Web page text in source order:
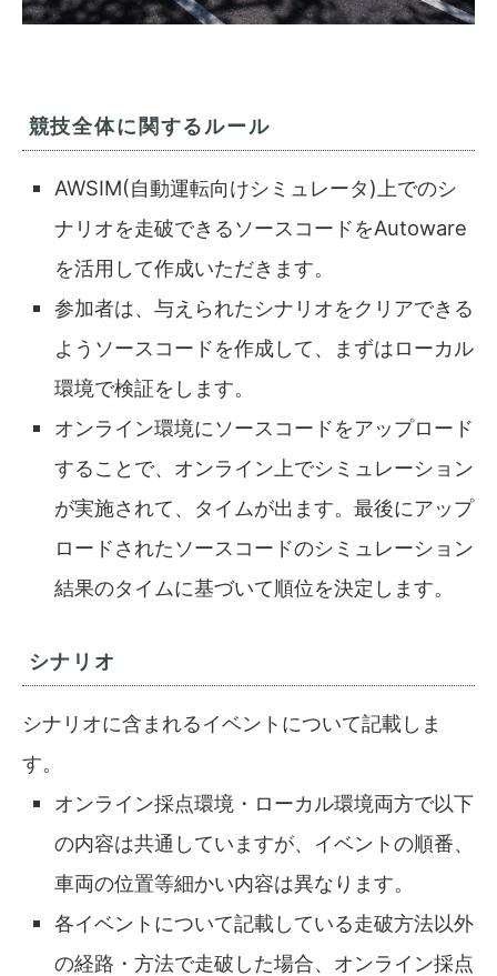
競技全体に関するルール
AWSIM(自動運転向けシミュレータ)上でのシ
ナリオを走破できるソースコードをAutoware
を活用して作成いただきます。
参加者は、与えられたシナリオをクリアできる
ようソースコードを作成して、まずはローカル
環境で検証をします。
オンライン環境にソースコードをアップロード
することで、オンライン上でシミュレーション
が実施されて、タイムが出ます。最後にアップ
ロードされたソースコードのシミュレーション
結果のタイムに基づいて順位を決定します。
シナリオ
シナリオに含まれるイベントについて記載しま
す。
オンライン採点環境・ローカル環境両方で以下
の内容は共通していますが、イベントの順番、
車両の位置等細かい内容は異なります。
各イベントについて記載している走破方法以外
の経路・方法で走破した場合、オンライン採点